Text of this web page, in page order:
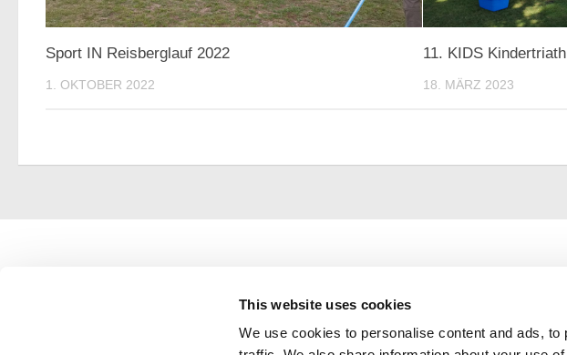
This website uses cookies
We use cookies to personalise content and ads,
Sport IN Reisberglauf 2022
1. OKTOBER 2022
11. KIDS
18. MÄRZ 2023